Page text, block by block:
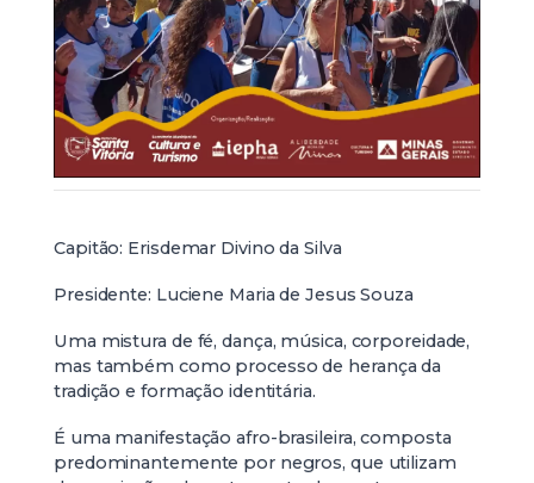
Capitão: Erisdemar Divino da Silva
Presidente: Luciene Maria de Jesus Souza
Uma mistura de fé, dança, música, corporeidade,
mas também como processo de herança da
tradição e formação identitária.
É uma manifestação afro-brasileira, composta
predominantemente por negros, que utilizam